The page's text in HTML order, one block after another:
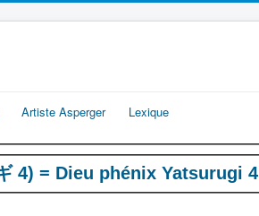
Artiste Asperger Lexique
4) = Dieu phénix Yatsurugi 4